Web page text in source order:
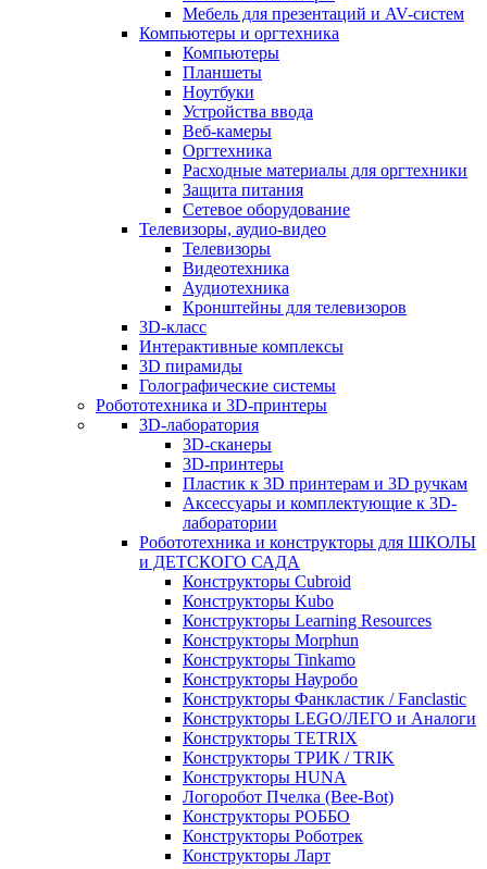
Мебель для презентаций и AV-систем
Компьютеры и оргтехника
Компьютеры
Планшеты
Ноутбуки
Устройства ввода
Веб-камеры
Оргтехника
Расходные материалы для оргтехники
Защита питания
Сетевое оборудование
Телевизоры, аудио-видео
Телевизоры
Видеотехника
Аудиотехника
Кронштейны для телевизоров
3D-класс
Интерактивные комплексы
3D пирамиды
Голографические системы
Робототехника и 3D-принтеры
3D-лаборатория
3D-сканеры
3D-принтеры
Пластик к 3D принтерам и 3D ручкам
Аксессуары и комплектующие к 3D-
лаборатории
Робототехника и конструкторы для ШКОЛЫ
и ДЕТСКОГО САДА
Конструкторы Cubroid
Конструкторы Kubo
Конструкторы Learning Resources
Конструкторы Morphun
Конструкторы Tinkamo
Конструкторы Науробо
Конструкторы Фанкластик / Fanclastic
Конструкторы LEGO/ЛЕГО и Аналоги
Конструкторы TETRIX
Конструкторы ТРИК / TRIK
Конструкторы HUNA
Логоробот Пчелка (Bee-Bot)
Конструкторы РОББО
Конструкторы Роботрек
Конструкторы Ларт